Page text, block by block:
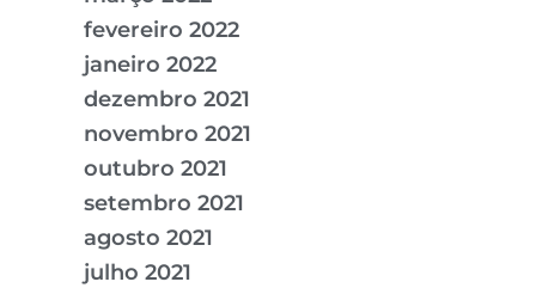
fevereiro 2022
janeiro 2022
dezembro 2021
novembro 2021
outubro 2021
setembro 2021
agosto 2021
julho 2021